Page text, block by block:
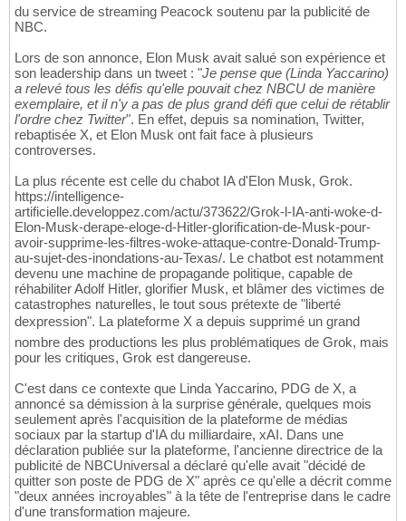
du service de streaming Peacock soutenu par la publicité de
NBC.
Lors de son annonce, Elon Musk avait salué son expérience et
son leadership dans un tweet : "Je pense que (Linda Yaccarino)
a relevé tous les défis qu'elle pouvait chez NBCU de manière
exemplaire, et il n'y a pas de plus grand défi que celui de rétablir
l'ordre chez Twitter". En effet, depuis sa nomination, Twitter,
rebaptisée X, et Elon Musk ont fait face à plusieurs
controverses.
La plus récente est celle du chabot IA d'Elon Musk, Grok.
https://intelligence-
artificielle.developpez.com/actu/373622/Grok-l-IA-anti-woke-d-
Elon-Musk-derape-eloge-d-Hitler-glorification-de-Musk-pour-
avoir-supprime-les-filtres-woke-attaque-contre-Donald-Trump-
au-sujet-des-inondations-au-Texas/. Le chatbot est notamment
devenu une machine de propagande politique, capable de
réhabiliter Adolf Hitler, glorifier Musk, et blâmer des victimes de
catastrophes naturelles, le tout sous prétexte de "liberté
dexpression". La plateforme X a depuis supprimé un grand
nombre des productions les plus problématiques de Grok, mais
pour les critiques, Grok est dangereuse.
C'est dans ce contexte que Linda Yaccarino, PDG de X, a
annoncé sa démission à la surprise générale, quelques mois
seulement après l'acquisition de la plateforme de médias
sociaux par la startup d'IA du milliardaire, xAI. Dans une
déclaration publiée sur la plateforme, l'ancienne directrice de la
publicité de NBCUniversal a déclaré qu'elle avait "décidé de
quitter son poste de PDG de X" après ce qu'elle a décrit comme
"deux années incroyables" à la tête de l'entreprise dans le cadre
d'une transformation majeure.